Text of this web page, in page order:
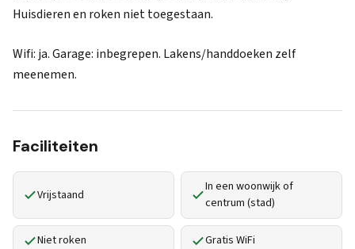
Huisdieren en roken niet toegestaan.
Wifi: ja. Garage: inbegrepen. Lakens/handdoeken zelf
meenemen.
Faciliteiten
Vrijstaand
In een woonwijk of
centrum (stad)
Niet roken Gratis WiFi